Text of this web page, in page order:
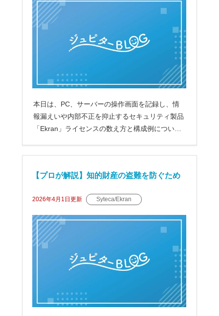
本日は、PC、サーバーの操作画面を記録し、情
報漏えいや内部不正を抑止するセキュリティ製品
「Ekran」ライセンスの数え方と構成例について
【プロが解説】知的財産の盗難を防ぐため
の7つのベストプラクティス
2026年4月1日 更新 Syteca/Ekran